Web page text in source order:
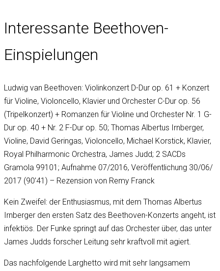
Interessante Beethoven-
Einspielungen
Ludwig van Beethoven: Violinkonzert D-Dur op. 61 + Konzert
für Violine, Violoncello, Klavier und Orchester C-Dur op. 56
(Tripelkonzert) + Romanzen für Violine und Orchester Nr. 1 G-
Dur op. 40 + Nr. 2 F-Dur op. 50; Thomas Albertus Irnberger,
Violine, David Geringas, Violoncello, Michael Korstick, Klavier,
Royal Philharmonic Orchestra, James Judd; 2 SACDs
Gramola 99101; Aufnahme 07/2016, Veröffentlichung 30/06/
2017 (90’41) – Rezension von Remy Franck
Kein Zweifel: der Enthusiasmus, mit dem Thomas Albertus
Irnberger den ersten Satz des Beethoven-Konzerts angeht, ist
infektiös. Der Funke springt auf das Orchester über, das unter
James Judds forscher Leitung sehr kraftvoll mit agiert.
Das nachfolgende Larghetto wird mit sehr langsamem